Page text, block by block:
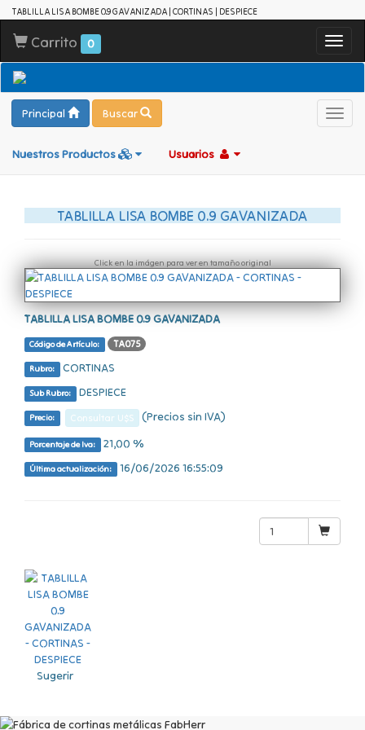
TABLILLA LISA BOMBE 0.9 GAVANIZADA | CORTINAS | DESPIECE
Carrito 0
Principal Buscar
Nuestros Productos Usuarios
TABLILLA LISA BOMBE 0.9 GAVANIZADA
Click en la imágen para ver en tamaño original
TABLILLA LISA BOMBE 0.9 GAVANIZADA
Código de Artículo: TA075
Rubro: CORTINAS
Sub Rubro: DESPIECE
Precio: Consultar U$S (Precios sin IVA)
Porcentaje de Iva: 21,00 %
Última actualización: 16/06/2026 16:55:09
Sugerir